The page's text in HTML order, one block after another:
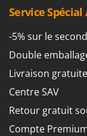
Olix
OMA
Omas
Ompagrill
Ooni
Oriental
Outdoorchef
Service Spécial
-5% sur le
Double
Livraison gratuite
Centre SAV
Retour gratuit
Compte